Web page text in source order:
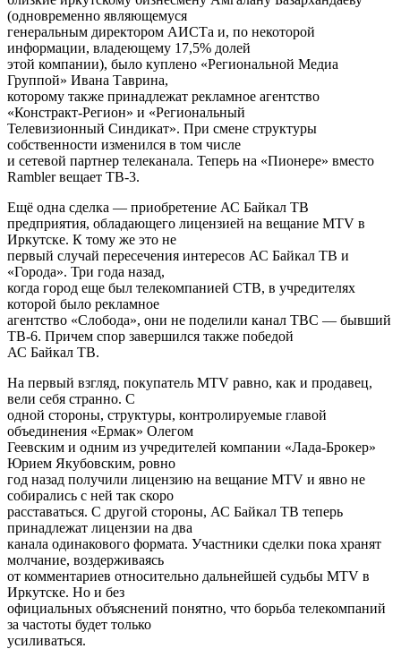
(одновременно являющемуся
генеральным директором АИСТа и, по некоторой
информации, владеющему 17,5% долей
этой компании), было куплено «Региональной Медиа
Группой» Ивана Таврина,
которому также принадлежат рекламное агентство
«Констракт-Регион» и «Региональный
Телевизионный Синдикат». При смене структуры
собственности изменился в том числе
и сетевой партнер телеканала. Теперь на «Пионере» вместо
Rambler вещает ТВ-3.
Ещё одна сделка — приобретение АС Байкал ТВ
предприятия, обладающего лицензией на вещание MTV в
Иркутске. К тому же это не
первый случай пересечения интересов АС Байкал ТВ и
«Города». Три года назад,
когда город еще был телекомпанией СТВ, в учредителях
которой было рекламное
агентство «Слобода», они не поделили канал ТВС — бывший
ТВ-6. Причем спор завершился также победой
АС Байкал ТВ.
На первый взгляд, покупатель MTV равно, как и продавец,
вели себя странно. С
одной стороны, структуры, контролируемые главой
объединения «Ермак» Олегом
Геевским и одним из учредителей компании «Лада-Брокер»
Юрием Якубовским, ровно
год назад получили лицензию на вещание MTV и явно не
собирались с ней так скоро
расставаться. С другой стороны, АС Байкал ТВ теперь
принадлежат лицензии на два
канала одинакового формата. Участники сделки пока хранят
молчание, воздерживаясь
от комментариев относительно дальнейшей судьбы MTV в
Иркутске. Но и без
официальных объяснений понятно, что борьба телекомпаний
за частоты будет только
усиливаться.